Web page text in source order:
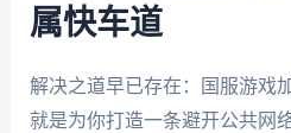
属快车道
解决之道早已存在：国服游戏
就是为你打造一条避开公共网